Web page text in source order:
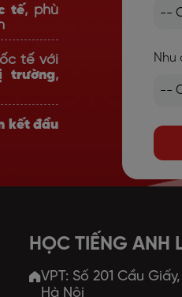
tế, phù
tế với
trường,
kết đầu
Nhu
HỌC TIẾNG ANH
VPT: Số 201 Cầu
Hà Nội